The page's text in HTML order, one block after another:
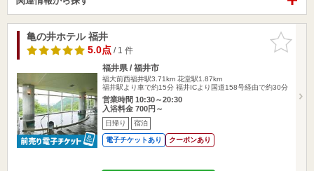
お気に入
りに追加
亀の井ホテル 福井
5.0点/ 1 件
福井県 / 福井市
福大前西福井駅3.71km 花堂駅1.87km
福井駅より車で約15分 福井ICより国道158号経由で約30分
営業時間 10:30～20:30
入浴料金 700円～
日帰り 宿泊
電子チケットあり クーポンあり